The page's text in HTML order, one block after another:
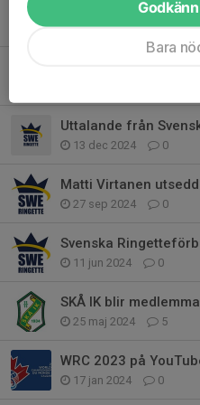
Landslaget 2025
6 sep 2025 1
Uttalande från
13 dec 2024 0
Matti Virtanen
27 sep 2024 0
Svenska
11 jun 2024 0
SKÅ IK blir
25 maj 2024 5
WRC 2023 på
17 jan 2024 0
Bara